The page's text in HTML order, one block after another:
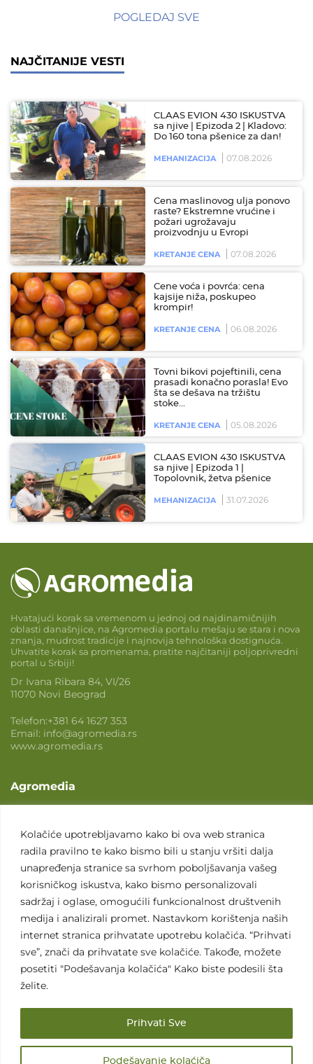
Kolačiće upotrebljavamo kako bi ova web stranica
radila pravilno te kako bismo bili u stanju vršiti dalja
unapređenja stranice sa svrhom poboljšavanja vašeg
korisničkog iskustva, kako bismo personalizovali
sadržaj i oglase, omogućili funkcionalnost društvenih
medija i analizirali promet. Nastavkom korištenja naših
internet stranica prihvatate upotrebu kolačića. “Prihvati
sve”, znači da prihvatate sve kolačiće. Takođe, možete
posetiti "Podešavanja kolačića" Kako biste podesili šta
želite.
Podešavanje kolaćiča
Prihvati Sve
POGLEDAJ SVE
NAJČITANIJE VESTI
CLAAS EVION 430 ISKUSTVA
sa njive | Epizoda 2 | Kladovo:
Do 160 tona pšenice za dan!
MEHANIZACIJA 07.08.2026
Cena maslinovog ulja ponovo
raste? Ekstremne vrućine i
požari ugrožavaju
proizvodnju u Evropi
KRETANJE CENA 07.08.2026
Cene voća i povrća: cena
kajsije niža, poskupeo
krompir!
KRETANJE CENA 06.08.2026
Tovni bikovi pojeftinili, cena
prasadi konačno porasla! Evo
šta se dešava na tržištu
stoke…
KRETANJE CENA 05.08.2026
CLAAS EVION 430 ISKUSTVA
sa njive | Epizoda 1 |
Topolovnik, žetva pšenice
MEHANIZACIJA 31.07.2026
Hvatajući korak sa vremenom u jednoj od najdinamičnijih
oblasti današnjice, na Agromedia portalu mešaju se stara i nova
znanja, mudrost tradicije i najnovija tehnološka dostignuća.
Uhvatite korak sa promenama, pratite najčitaniji poljoprivredni
portal u Srbiji!
Dr Ivana Ribara 84, VI/26
11070 Novi Beograd
Telefon:+381 64 1627 353
Email: info@agromedia.rs
www.agromedia.rs
Agromedia
Svet poljoprivrede
Marketing usluge
Tražimo saradnike
Kontakt
Kontakt
Sva prava zadržana. 2007 - 2026. © Agromedia d.o.o.
Uslovi korišćenja
Politika privatnosti